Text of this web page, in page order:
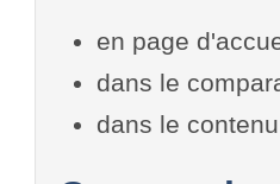
en page
dans le
dans le